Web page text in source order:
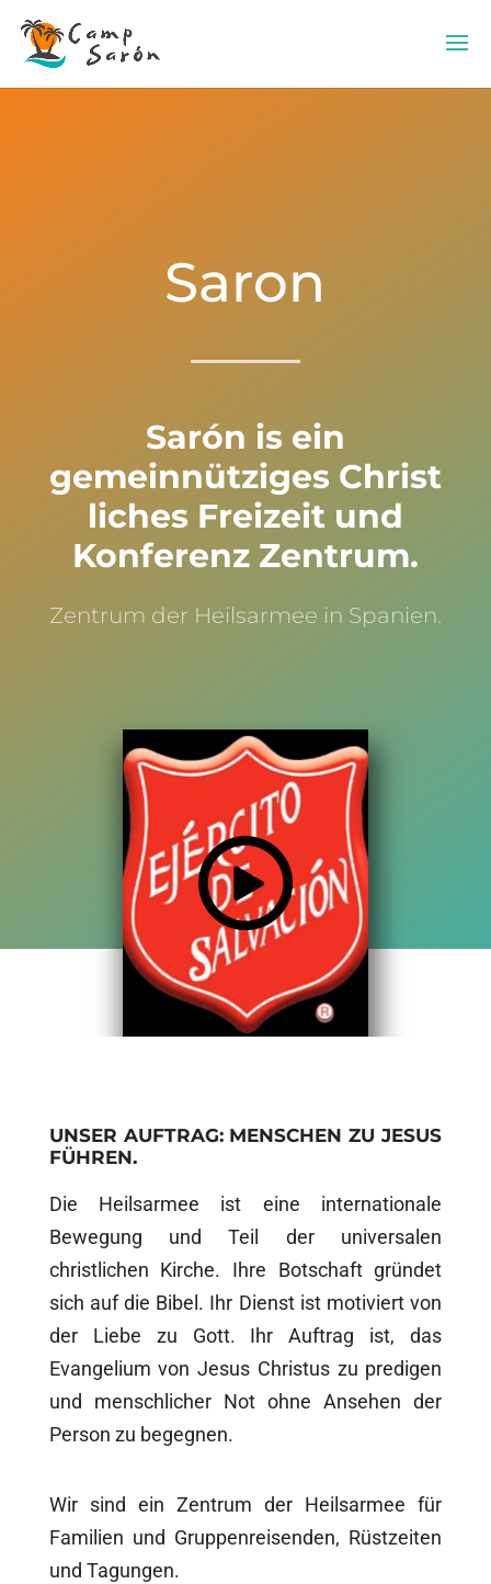
Saron
Sarón is ein
gemeinnütziges Christ
liches Freizeit und
Konferenz Zentrum.
Zentrum der Heilsarmee in Spanien.
UNSER AUFTRAG: MENSCHEN ZU JESUS
FÜHREN.
Die Heilsarmee ist eine internationale
Bewegung und Teil der universalen
christlichen Kirche. Ihre Botschaft gründet
sich auf die Bibel. Ihr Dienst ist motiviert von
der Liebe zu Gott. Ihr Auftrag ist, das
Evangelium von Jesus Christus zu predigen
und menschlicher Not ohne Ansehen der
Person zu begegnen.
Wir sind ein Zentrum der Heilsarmee für
Familien und Gruppenreisenden, Rüstzeiten
und Tagungen.